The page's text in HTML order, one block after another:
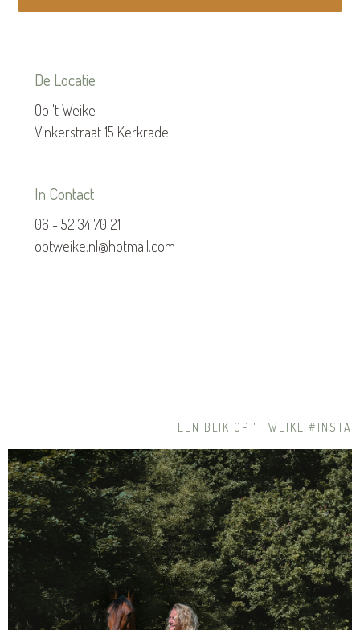
De Locatie
Op 't Weike
Vinkerstraat 15 Kerkrade
In Contact
06 - 52 34 70 21
optweike.nl@hotmail.com
EEN BLIK OP 'T WEIKE #INSTA